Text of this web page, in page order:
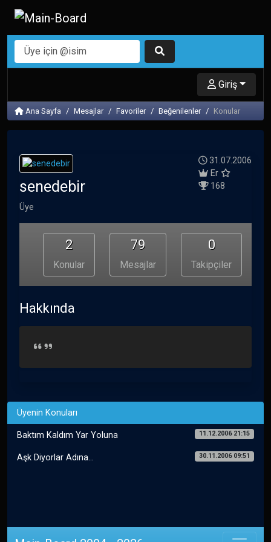
Giriş
Ana Sayfa Mesajlar Favoriler Beğenilenler Konular
senedebir
Üye
31.07.2006
Er
168
2
Konular
79
Mesajlar
0
Takipçiler
Hakkında
Üyenin Konuları
Baktım Kaldım Yar Yoluna 11.12.2006 21:15
Aşk Diyorlar Adına... 30.11.2006 09:51